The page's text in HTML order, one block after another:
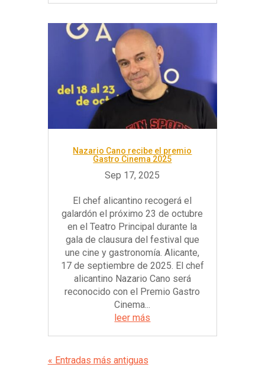
Nazario Cano recibe el premio
Gastro Cinema 2025
El chef alicantino recogerá el
galardón el próximo 23 de octubre
en el Teatro Principal durante la
gala de clausura del festival que
une cine y gastronomía. Alicante,
17 de septiembre de 2025. El chef
alicantino Nazario Cano será
reconocido con el Premio Gastro
Cinema...
leer más
« Entradas más antiguas